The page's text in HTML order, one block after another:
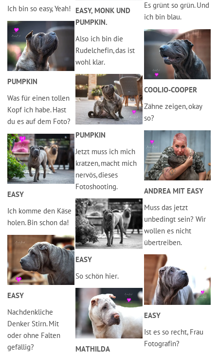
Ich bin so easy, Yeah!
PUMPKIN
Was für einen tollen
Kopf ich habe. Hast
du es auf dem Foto?
EASY
Ich komme den Käse
holen. Bin schon da!
EASY
Nachdenkliche
Denker Stirn. Mit
oder ohne Falten
gefällig?
EASY, MONK UND
PUMPKIN.
Also ich bin die
Rudelchefin, das ist
wohl klar.
PUMPKIN
Jetzt muss ich mich
kratzen, macht mich
nervös, dieses
Fotoshooting.
EASY
So schön hier.
MATHILDA
Es grünt so grün. Und
ich bin blau.
COOLIO-COOPER
Zähne zeigen, okay
so?
ANDREA MIT EASY
Muss das jetzt
unbedingt sein? Wir
wollen es nicht
übertreiben.
EASY
Ist es so recht, Frau
Fotografin?